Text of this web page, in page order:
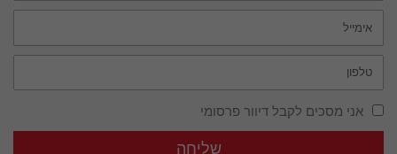
אני מסכים לקבל דיוור פרסומי
שליחה